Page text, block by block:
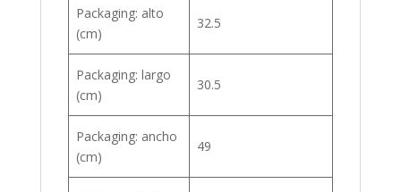
Packaging: alto
(cm)
32.5
Packaging: largo
(cm)
30.5
Packaging: ancho
(cm)
49